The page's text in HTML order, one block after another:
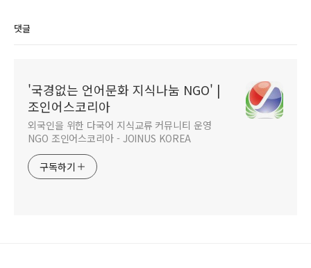
댓글
'국경없는 언어문화 지식나눔 NGO' |
조인어스코리아
외국인을 위한 다국어 지식교류 커뮤니티 운영
NGO 조인어스코리아 - JOINUS KOREA
구독하기